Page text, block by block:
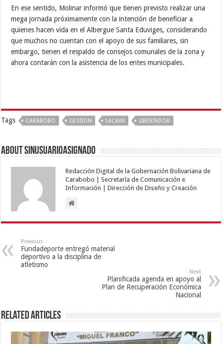
En ese sentido, Molinar informó que tienen previsto realizar una
mega jornada próximamente con la intención de beneficiar a
quienes hacen vida en el Albergue Santa Eduviges, considerando
que muchos no cuentan con el apoyo de sus familiares, sin
embargo, tienen el respaldo de consejos comunales de la zona y
ahora contarán con la asistencia de los entes municipales.
Tags CARABOBO GESTION LACAVA LIBERTADOR
About sinusuarioasignado
Redacción Digital de la Gobernación Bolivariana de
Carabobo | Secretaría de Comunicación e
Información | Dirección de Diseño y Creación
Previous
Fundadeporte entregó material
deportivo a la disciplina de
atletismo
Next
Planificada agenda en apoyo al
Plan de Recuperación Económica
Nacional
Related Articles